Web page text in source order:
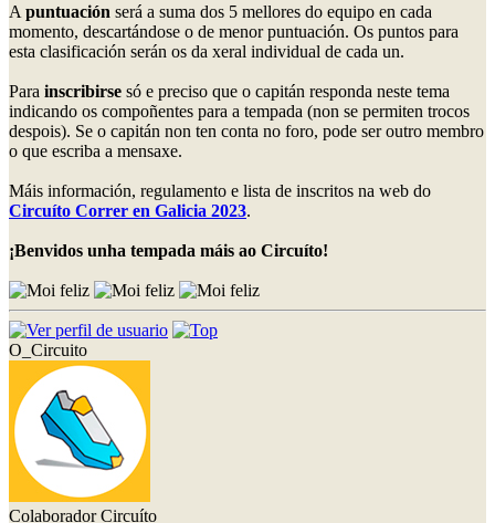
A puntuación será a suma dos 5 mellores do equipo en cada
momento, descartándose o de menor puntuación. Os puntos para
esta clasificación serán os da xeral individual de cada un.
Para inscribirse só e preciso que o capitán responda neste tema
indicando os compoñentes para a tempada (non se permiten trocos
despois). Se o capitán non ten conta no foro, pode ser outro membro
o que escriba a mensaxe.
Máis información, regulamento e lista de inscritos na web do
Circuíto Correr en Galicia 2023.
¡Benvidos unha tempada máis ao Circuíto!
O_Circuito
Colaborador Circuíto